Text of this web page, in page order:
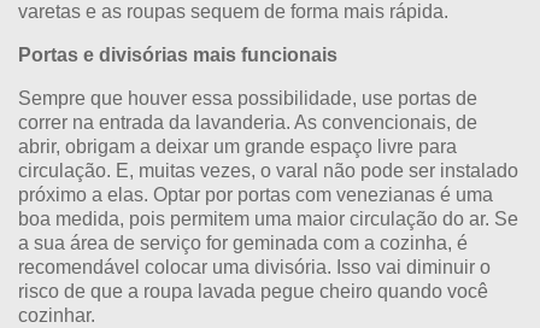
varetas e as roupas sequem de forma mais rápida.
Portas e divisórias mais funcionais
Sempre que houver essa possibilidade, use portas de
correr na entrada da lavanderia. As convencionais, de
abrir, obrigam a deixar um grande espaço livre para
circulação. E, muitas vezes, o varal não pode ser instalado
próximo a elas. Optar por portas com venezianas é uma
boa medida, pois permitem uma maior circulação do ar. Se
a sua área de serviço for geminada com a cozinha, é
recomendável colocar uma divisória. Isso vai diminuir o
risco de que a roupa lavada pegue cheiro quando você
cozinhar.